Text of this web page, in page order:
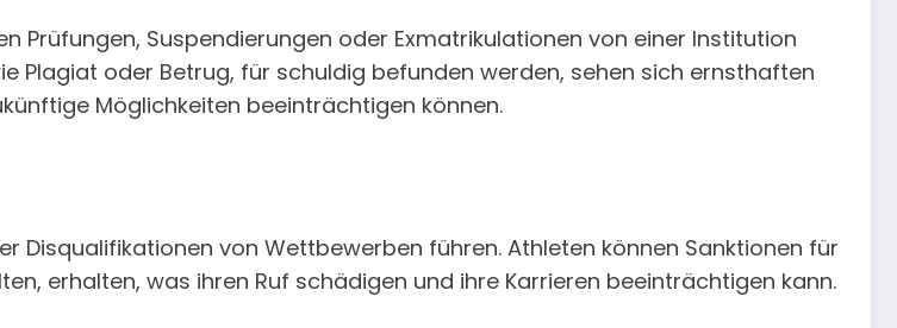
Prüfungen, Suspendierungen oder Exmatrikulationen von einer Institution
Plagiat oder Betrug, für schuldig befunden werden, sehen sich ernsthaften
Möglichkeiten beeinträchtigen können.
Disqualifikationen von Wettbewerben führen. Athleten können Sanktionen für
erhalten, was ihren Ruf schädigen und ihre Karrieren beeinträchtigen kann.